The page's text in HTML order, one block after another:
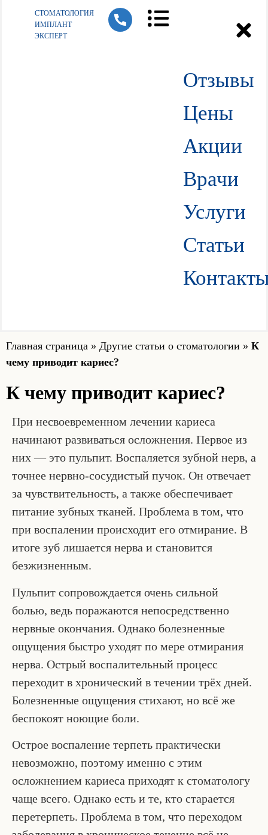
СТОМАТОЛОГИЯ
ИМПЛАНТ
ЭКСПЕРТ
Отзывы
Цены
Акции
Врачи
Услуги
Статьи
Главная страница » Другие статьи о стоматологии » К
чему приводит кариес?
К чему приводит кариес?
При несвоевременном лечении кариеса
начинают развиваться осложнения. Первое из
них — это пульпит. Воспаляется зубной нерв, а
точнее нервно-сосудистый пучок. Он отвечает
за чувствительность, а также обеспечивает
питание зубных тканей. Проблема в том, что
при воспалении происходит его отмирание. В
итоге зуб лишается нерва и становится
безжизненным.
Пульпит сопровождается очень сильной
болью, ведь поражаются непосредственно
нервные окончания. Однако болезненные
ощущения быстро уходят по мере отмирания
нерва. Острый воспалительный процесс
переходит в хронический в течении трёх дней.
Болезненные ощущения стихают, но всё же
беспокоят ноющие боли.
Острое воспаление терпеть практически
невозможно, поэтому именно с этим
осложнением кариеса приходят к стоматологу
чаще всего. Однако есть и те, кто старается
перетерпеть. Проблема в том, что переходом